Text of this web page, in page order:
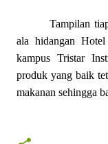
Tampilan
ala hidangan
kampus Tristar
produk yang baik
makanan sehingga